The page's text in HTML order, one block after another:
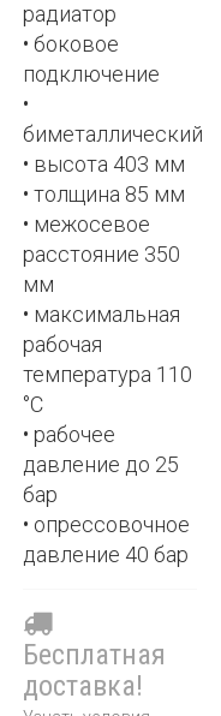
радиатор
• боковое
подключение
•
биметаллический
• высота 403 мм
• толщина 85 мм
• межосевое
расстояние 350
мм
• максимальная
рабочая
температура 110
°С
• рабочее
давление до 25
бар
• опрессовочное
давление 40 бар
Бесплатная
доставка!